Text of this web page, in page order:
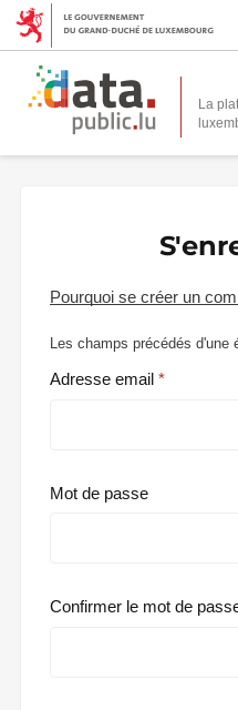
La
Pourquoi se créer un
Les champs précédés d'une
Adresse email
Mot de passe
Confirmer le mot de